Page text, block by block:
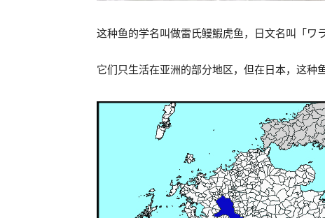
这种鱼的学名叫做雷氏鳗鰕虎鱼，日文名叫「ワ
它们只生活在亚洲的部分地区，但在日本，这